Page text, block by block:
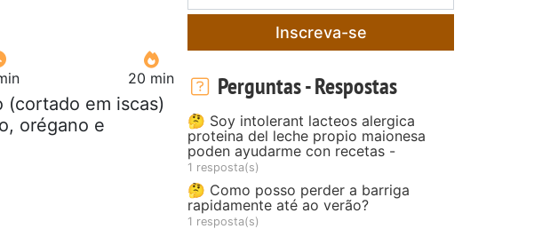
20 min
(cortado em iscas)
orégano e
Inscreva-se
Perguntas - Respostas
🤔 Soy intolerant lacteos alergica
proteina del leche propio maionesa
poden ayudarme con recetas -
1 resposta(s)
🤔 Como posso perder a barriga
rapidamente até ao verão?
1 resposta(s)